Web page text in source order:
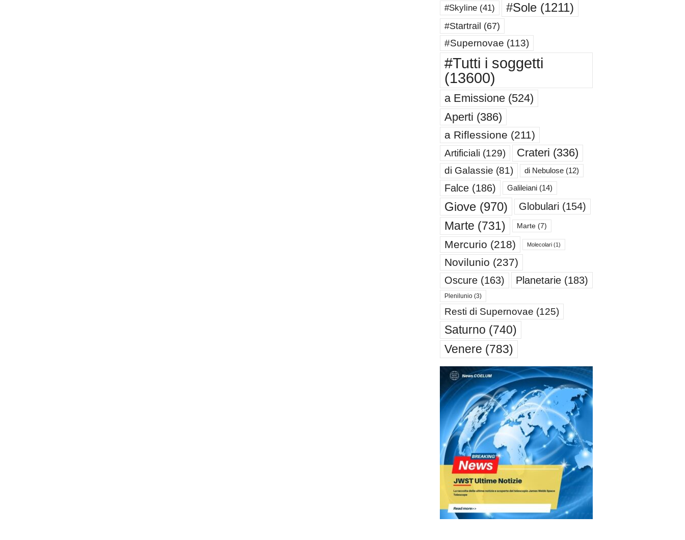
#Skyline(41) #Sole(1211)
#Startrail (67)
#Supernovae (113)
#Tutti i soggetti
(13600)
a Emissione(524)
Aperti (386)
a Riflessione (211)
Artificiali (129) Crateri (336)
di Galassie (81) di Nebulose(12)
Falce(186) Galileiani(14)
Giove(970) Globulari (154)
Marte (731) Marte(7)
Mercurio (218) Molecolari(1)
Novilunio (237)
Oscure(163) Planetarie(183)
Plenilunio(3)
Resti di Supernovae (125)
Saturno (740)
Venere (783)